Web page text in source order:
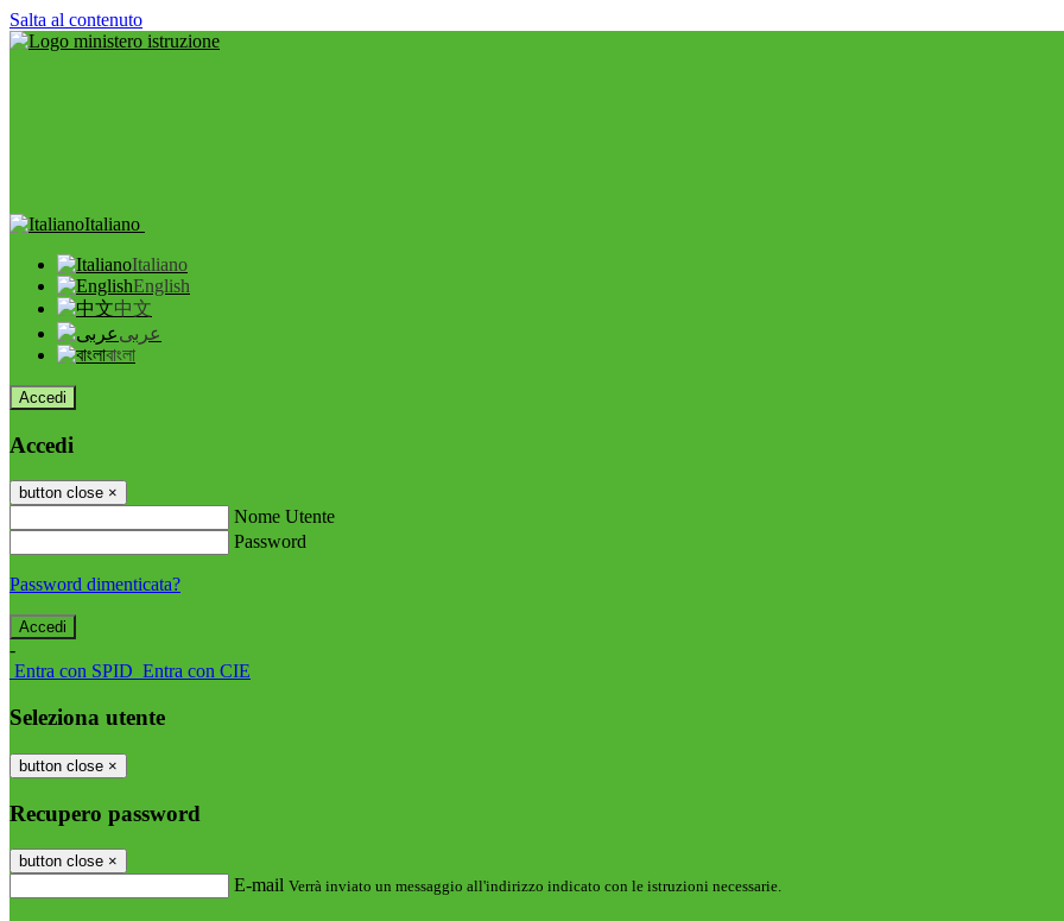
Salta al contenuto
Italiano
Italiano
English
中文
عربى
বাংলা
Accedi
Accedi
button close ×
Nome Utente
Password
Password dimenticata?
-
Entra con SPID Entra con CIE
Seleziona utente
button close ×
Recupero password
button close ×
E-mail Verrà inviato un messaggio all'indirizzo indicato con le istruzioni necessarie.